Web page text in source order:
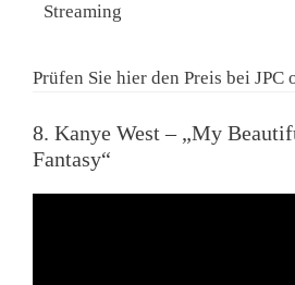
Streaming
Prüfen Sie hier den Preis bei JPC
8. Kanye West – „My
Fantasy“